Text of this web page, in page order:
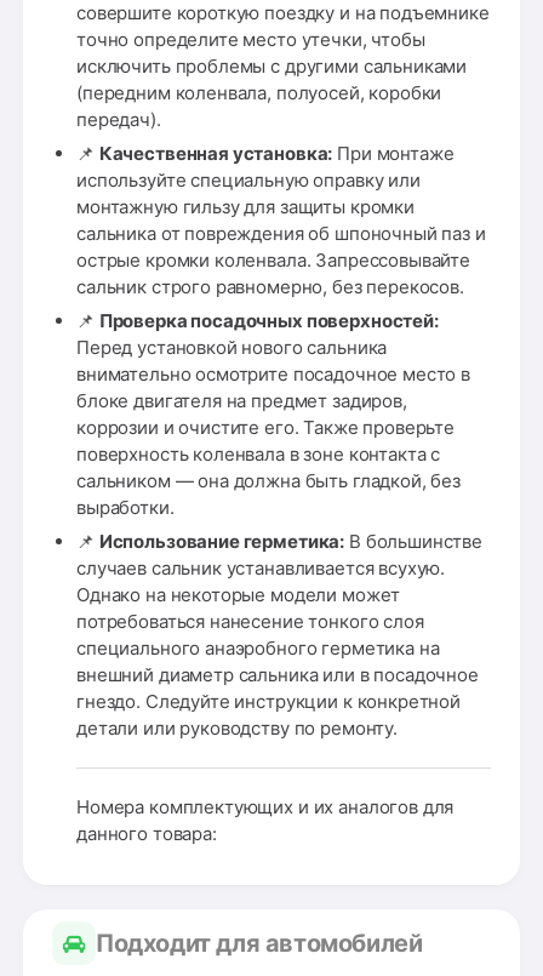
совершите короткую поездку и на подъемнике
точно определите место утечки, чтобы
исключить проблемы с другими сальниками
(передним коленвала, полуосей, коробки
передач).
📌 Качественная установка: При монтаже
используйте специальную оправку или
монтажную гильзу для защиты кромки
сальника от повреждения об шпоночный паз и
острые кромки коленвала. Запрессовывайте
сальник строго равномерно, без перекосов.
📌 Проверка посадочных поверхностей:
Перед установкой нового сальника
внимательно осмотрите посадочное место в
блоке двигателя на предмет задиров,
коррозии и очистите его. Также проверьте
поверхность коленвала в зоне контакта с
сальником — она должна быть гладкой, без
выработки.
📌 Использование герметика: В большинстве
случаев сальник устанавливается всухую.
Однако на некоторые модели может
потребоваться нанесение тонкого слоя
специального анаэробного герметика на
внешний диаметр сальника или в посадочное
гнездо. Следуйте инструкции к конкретной
детали или руководству по ремонту.
Номера комплектующих и их аналогов для
данного товара:
Подходит для автомобилей